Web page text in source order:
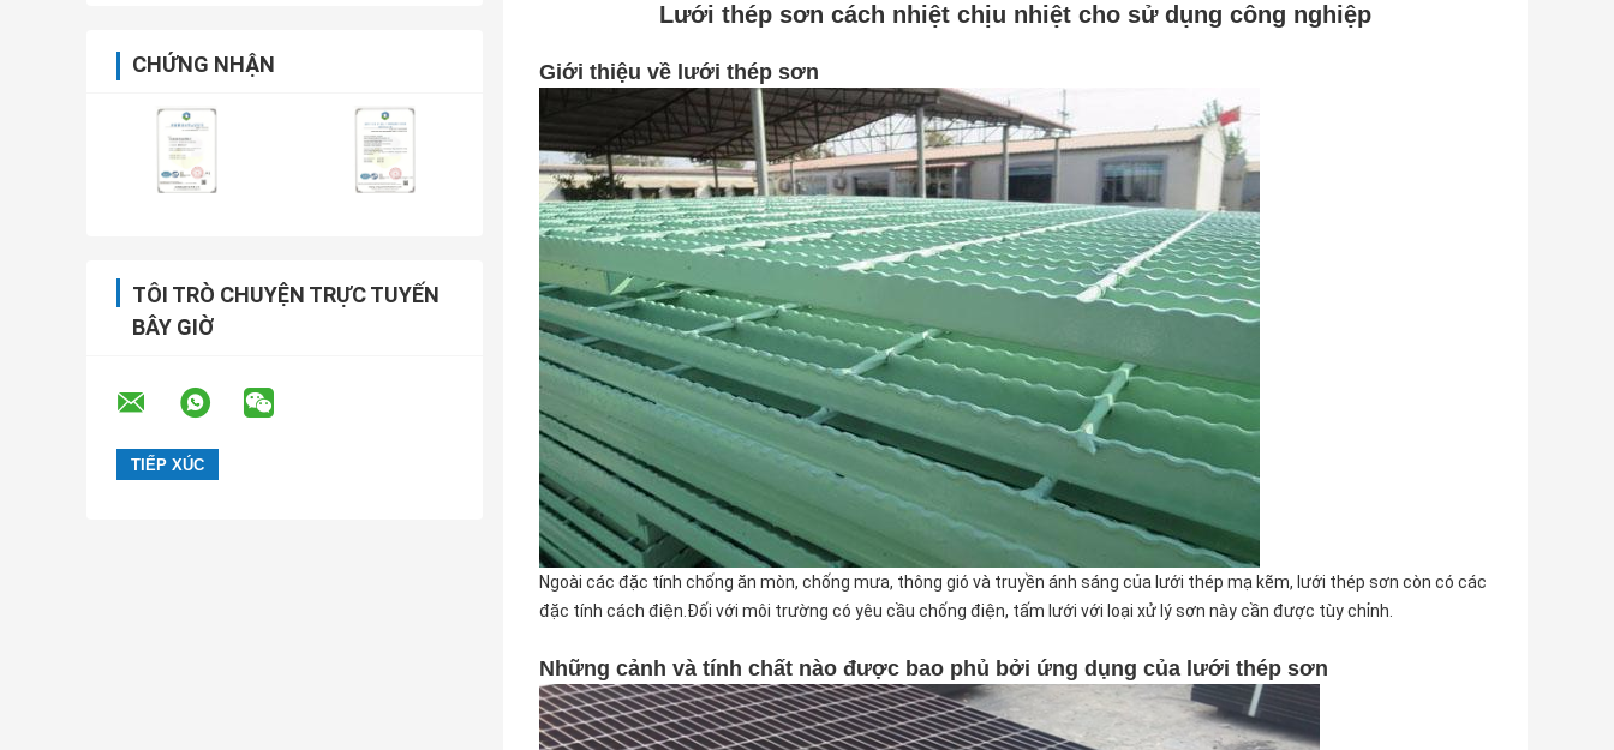
CHỨNG NHẬN
TÔI TRÒ CHUYỆN TRỰC TUYẾN
BÂY GIỜ
Lưới thép sơn cách nhiệt chịu nhiệt cho sử dụng công nghiệp
Giới thiệu về lưới thép sơn
Ngoài các đặc tính chống ăn mòn, chống mưa, thông gió và truyền ánh sáng của lưới thép mạ kẽm, lưới thép sơn còn có các
đặc tính cách điện.Đối với môi trường có yêu cầu chống điện, tấm lưới với loại xử lý sơn này cần được tùy chỉnh.
Những cảnh và tính chất nào được bao phủ bởi ứng dụng của lưới thép sơn